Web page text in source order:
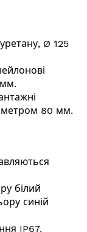
Ø 125
80 мм.
білий
синій
IP67.